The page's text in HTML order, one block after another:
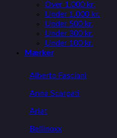
Over 1.000 kr.
Under 1.000 kr.
Under 500 kr.
Under 300 kr.
Under 100 kr.
Mærker
Alberto Fasciani
Anna Scarpati
Ariat
Bellinoxx